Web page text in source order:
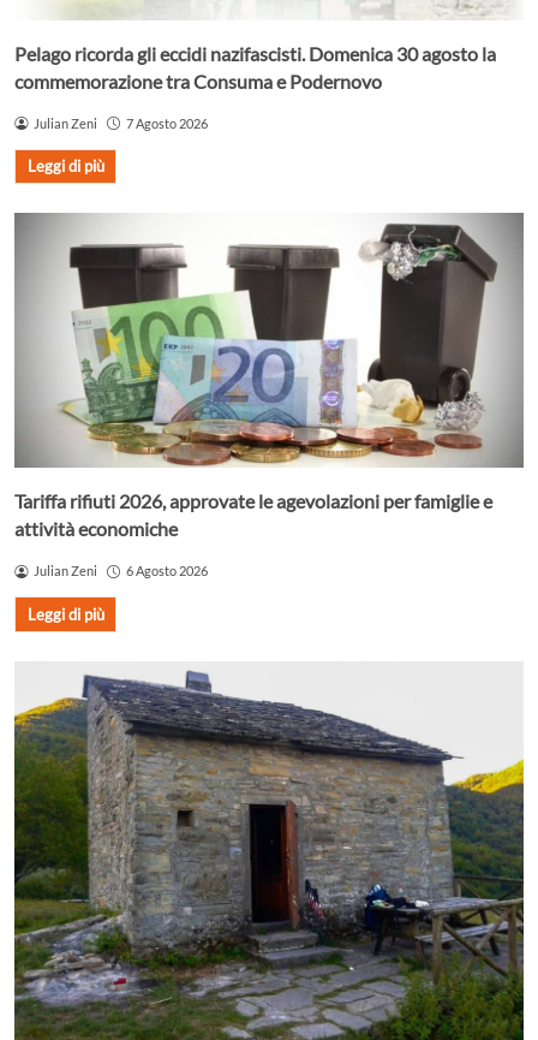
Pelago ricorda gli eccidi nazifascisti. Domenica 30 agosto la
commemorazione tra Consuma e Podernovo
Julian Zeni 7 Agosto 2026
Leggi di più
Tariffa rifiuti 2026, approvate le agevolazioni per famiglie e
attività economiche
Julian Zeni 6 Agosto 2026
Leggi di più